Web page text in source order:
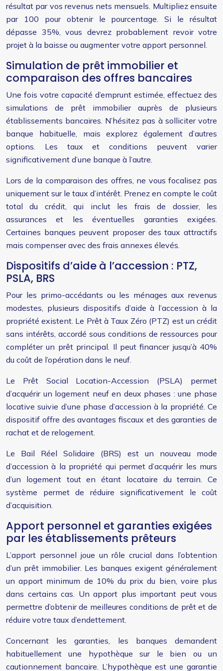
résultat par vos revenus nets mensuels. Multipliez ensuite
par 100 pour obtenir le pourcentage. Si le résultat
dépasse 35%, vous devrez probablement revoir votre
projet à la baisse ou augmenter votre apport personnel.
Simulation de prêt immobilier et
comparaison des offres bancaires
Une fois votre capacité d’emprunt estimée, effectuez des
simulations de prêt immobilier auprès de plusieurs
établissements bancaires. N’hésitez pas à solliciter votre
banque habituelle, mais explorez également d’autres
options. Les taux et conditions peuvent varier
significativement d’une banque à l’autre.
Lors de la comparaison des offres, ne vous focalisez pas
uniquement sur le taux d’intérêt. Prenez en compte le coût
total du crédit, qui inclut les frais de dossier, les
assurances et les éventuelles garanties exigées.
Certaines banques peuvent proposer des taux attractifs
mais compenser avec des frais annexes élevés.
Dispositifs d’aide à l’accession : PTZ,
PSLA, BRS
Pour les primo-accédants ou les ménages aux revenus
modestes, plusieurs dispositifs d’aide à l’accession à la
propriété existent. Le Prêt à Taux Zéro (PTZ) est un crédit
sans intérêts, accordé sous conditions de ressources pour
compléter un prêt principal. Il peut financer jusqu’à 40%
du coût de l’opération dans le neuf.
Le Prêt Social Location-Accession (PSLA) permet
d’acquérir un logement neuf en deux phases : une phase
locative suivie d’une phase d’accession à la propriété. Ce
dispositif offre des avantages fiscaux et des garanties de
rachat et de relogement.
Le Bail Réel Solidaire (BRS) est un nouveau mode
d’accession à la propriété qui permet d’acquérir les murs
d’un logement tout en étant locataire du terrain. Ce
système permet de réduire significativement le coût
d’acquisition.
Apport personnel et garanties exigées
par les établissements prêteurs
L’apport personnel joue un rôle crucial dans l’obtention
d’un prêt immobilier. Les banques exigent généralement
un apport minimum de 10% du prix du bien, voire plus
dans certains cas. Un apport plus important peut vous
permettre d’obtenir de meilleures conditions de prêt et de
réduire votre taux d’endettement.
Concernant les garanties, les banques demandent
habituellement une hypothèque sur le bien ou un
cautionnement bancaire. L’hypothèque est une garantie